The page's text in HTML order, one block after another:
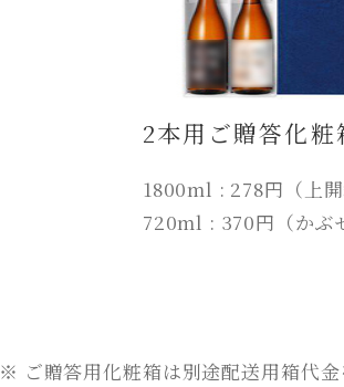
2本用ご贈答化粧
1800ml : 278円（上開
720ml : 370円（かぶ
※ ご贈答用化粧箱は別途配送用箱代金